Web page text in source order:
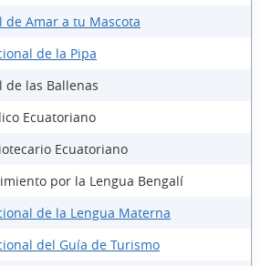
de Amar a tu Mascota
de la Pipa
de las Ballenas
Ecuatoriano
Ecuatoriano
por la Lengua Bengalí
de la Lengua Materna
del Guía de Turismo